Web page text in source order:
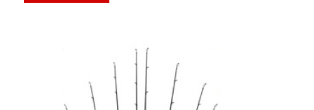
product
has
multiple